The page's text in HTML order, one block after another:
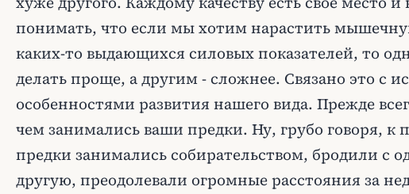
понимать, что если мы хотим нарастить
каких-то выдающихся силовых показателей, то
делать проще, а другим - сложнее. Связано это с
особенностями развития нашего вида. Прежде
чем занимались ваши предки. Ну, грубо говоря, к
предки занимались собирательством, бродили с
другую, преодолевали огромные расстояния за